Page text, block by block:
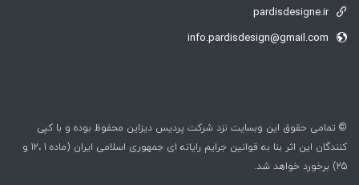
pardisdesigne.ir
info.pardisdesign@gmail.com
© تمامی حقوق این وبسایت نزد شرکت پردیس دیزاین محفوظ بوده و با کپی
کنندگان این اثر بنا به قوانین جرایم رایانه ای جمهوری اسلامی ایران (ماده 1 ،12 و
25) برخورد خواهد شد.